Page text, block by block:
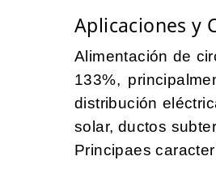
Aplicaciones y
Alimentación de
133%,
distribución
solar, ductos
Principaes